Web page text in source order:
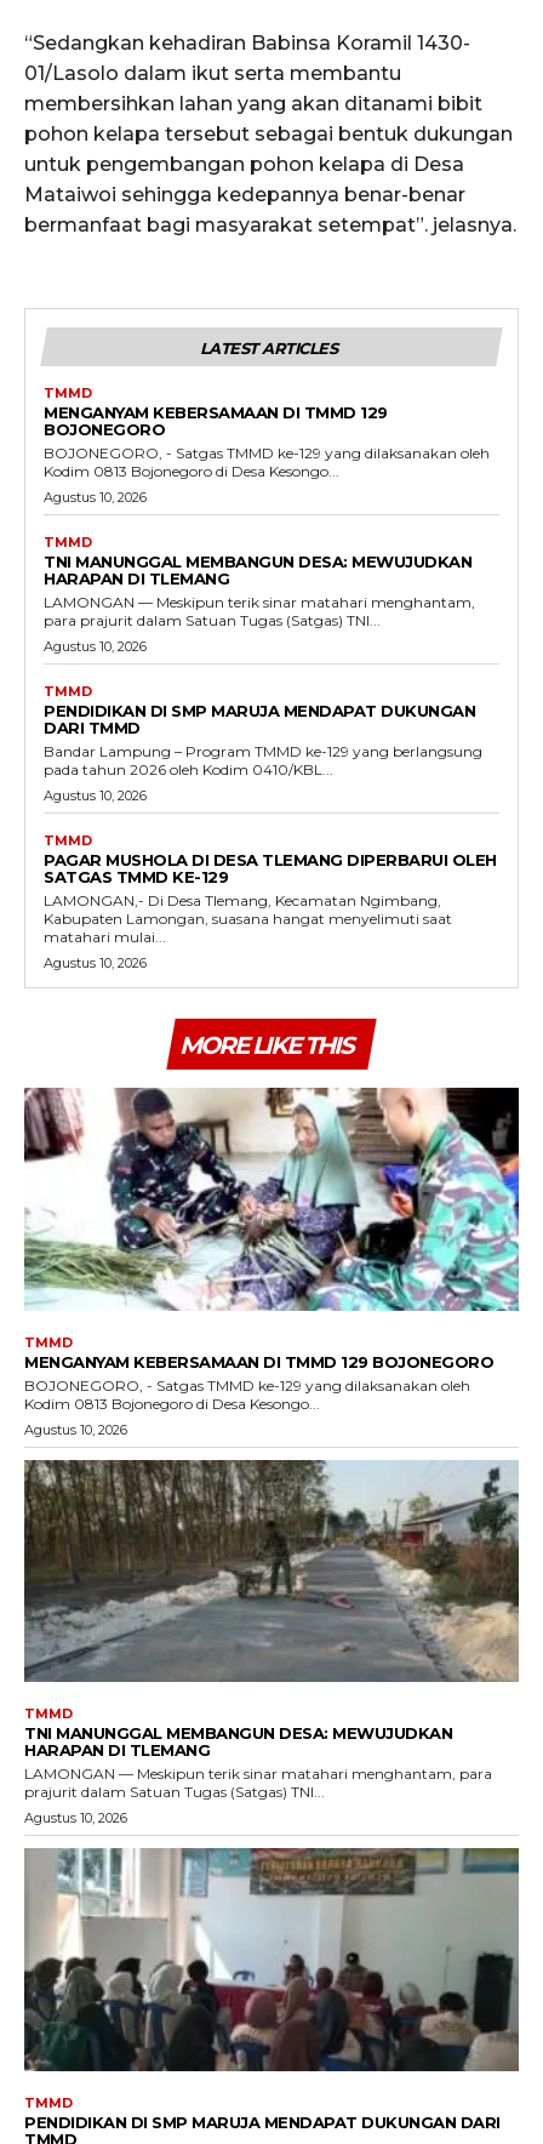
“Sedangkan kehadiran Babinsa Koramil 1430-
01/Lasolo dalam ikut serta membantu
membersihkan lahan yang akan ditanami bibit
pohon kelapa tersebut sebagai bentuk dukungan
untuk pengembangan pohon kelapa di Desa
Mataiwoi sehingga kedepannya benar-benar
bermanfaat bagi masyarakat setempat”. jelasnya.
LATEST ARTICLES
TMMD
MENGANYAM KEBERSAMAAN DI TMMD 129
BOJONEGORO
BOJONEGORO, - Satgas TMMD ke-129 yang dilaksanakan oleh
Kodim 0813 Bojonegoro di Desa Kesongo...
Agustus 10, 2026
TMMD
TNI MANUNGGAL MEMBANGUN DESA: MEWUJUDKAN
HARAPAN DI TLEMANG
LAMONGAN — Meskipun terik sinar matahari menghantam,
para prajurit dalam Satuan Tugas (Satgas) TNI...
Agustus 10, 2026
TMMD
PENDIDIKAN DI SMP MARUJA MENDAPAT DUKUNGAN
DARI TMMD
Bandar Lampung – Program TMMD ke-129 yang berlangsung
pada tahun 2026 oleh Kodim 0410/KBL...
Agustus 10, 2026
TMMD
PAGAR MUSHOLA DI DESA TLEMANG DIPERBARUI OLEH
SATGAS TMMD KE-129
LAMONGAN,- Di Desa Tlemang, Kecamatan Ngimbang,
Kabupaten Lamongan, suasana hangat menyelimuti saat
matahari mulai...
Agustus 10, 2026
MORE LIKE THIS
TMMD
MENGANYAM KEBERSAMAAN DI TMMD 129 BOJONEGORO
BOJONEGORO, - Satgas TMMD ke-129 yang dilaksanakan oleh
Kodim 0813 Bojonegoro di Desa Kesongo...
Agustus 10, 2026
TMMD
TNI MANUNGGAL MEMBANGUN DESA: MEWUJUDKAN
HARAPAN DI TLEMANG
LAMONGAN — Meskipun terik sinar matahari menghantam, para
prajurit dalam Satuan Tugas (Satgas) TNI...
Agustus 10, 2026
TMMD
PENDIDIKAN DI SMP MARUJA MENDAPAT DUKUNGAN DARI
TMMD